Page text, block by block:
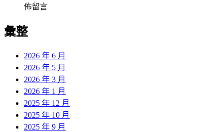
佈留言
彙整
2026 年 6 月
2026 年 5 月
2026 年 3 月
2026 年 1 月
2025 年 12 月
2025 年 10 月
2025 年 9 月